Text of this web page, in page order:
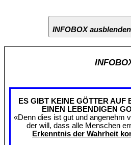
ES GIBT KEINE GÖTTER AUF
EINEN LEBENDIGEN
«Denn dies ist gut und angenehm
der will, dass alle Menschen
Erkenntnis der Wahrheit